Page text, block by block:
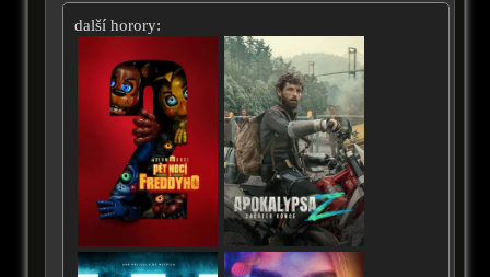
další horory: